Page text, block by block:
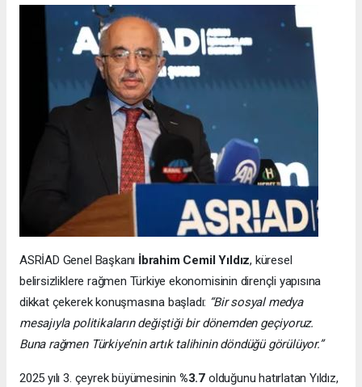
ASRİAD Genel Başkanı İbrahim Cemil Yıldız, küresel
belirsizliklere rağmen Türkiye ekonomisinin dirençli yapısına
dikkat çekerek konuşmasına başladı: “Bir sosyal medya
mesajıyla politikaların değiştiği bir dönemden geçiyoruz.
Buna rağmen Türkiye’nin artık talihinin döndüğü görülüyor.”
2025 yılı 3. çeyrek büyümesinin %3.7 olduğunu hatırlatan Yıldız,